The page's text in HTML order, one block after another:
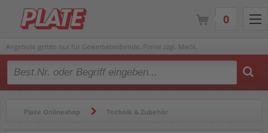
Angebote gelten nur für Gewerbetreibende. Preise zzgl. MwSt.
Type 2 or more characters for results.
Plate Onlineshop Technik & Zubehör
0